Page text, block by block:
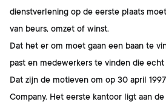
dienstverlening op de eerste plaats
van beurs, omzet of winst.
Dat het er om moet gaan een baan te
past en medewerkers te vinden die
Dat zijn de motieven om op 30 april
Company. Het eerste kantoor ligt aan